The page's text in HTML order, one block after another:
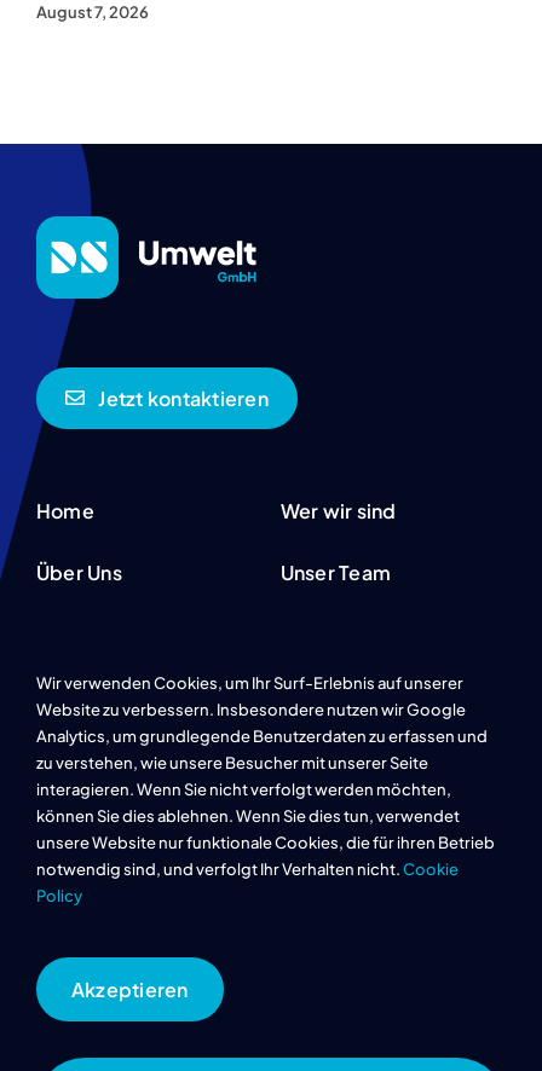
August 7, 2026
Jetzt kontaktieren
Home
Über Uns
Wer wir sind
Unser Team
Referenzen
FAQ
Datenschutz
Impressum
Cookie Richtlinie
Wir verwenden Cookies, um Ihr Surf-Erlebnis auf unserer
Website zu verbessern. Insbesondere nutzen wir Google
Analytics, um grundlegende Benutzerdaten zu erfassen und
zu verstehen, wie unsere Besucher mit unserer Seite
interagieren. Wenn Sie nicht verfolgt werden möchten,
können Sie dies ablehnen. Wenn Sie dies tun, verwendet
unsere Website nur funktionale Cookies, die für ihren Betrieb
notwendig sind, und verfolgt Ihr Verhalten nicht.Cookie
Policy
Akzeptieren